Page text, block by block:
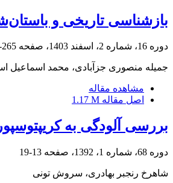
بازشناسی تاریخی و
دوره 16، شماره 2، اسفند 1403، صفحه 265-294
جمیله منصوری جزآبادی، محمد اسماعیل
مشاهده مقاله
اصل مقاله 1.17 M
بررسی آلودگی به
دوره 68، شماره 1، 1392، صفحه 13-19
شاهرخ رنجبر بهادری، سروش تونی